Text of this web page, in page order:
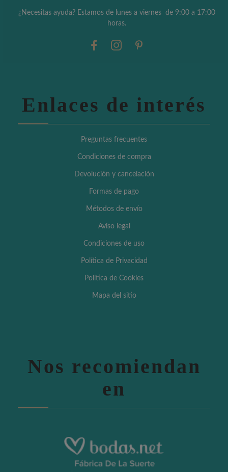
¿Necesitas ayuda? Estamos de lunes a viernes de 9:00 a 17:00
horas.
Enlaces de interés
Preguntas frecuentes
Condiciones de compra
Devolución y cancelación
Formas de pago
Métodos de envío
Aviso legal
Condiciones de uso
Política de Privacidad
Política de Cookies
Mapa del sitio
Nos recomiendan
en